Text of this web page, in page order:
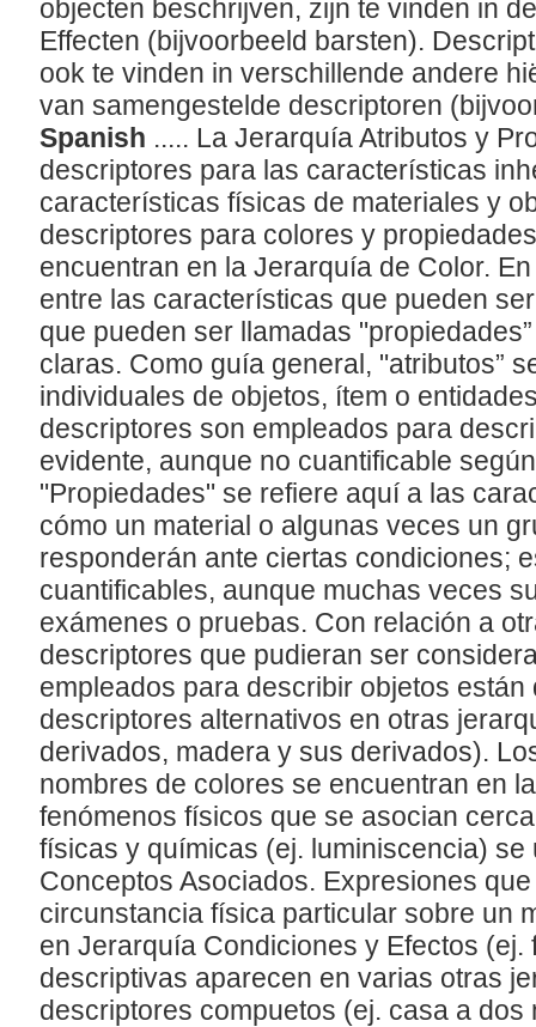
objecten beschrijven, zijn te vinden in
Effecten (bijvoorbeeld barsten).
ook te vinden in verschillende andere
van samengestelde descriptoren
Spanish ..... La Jerarquía Atributos y
descriptores para las características
características físicas de materiales y
descriptores para colores y
encuentran en la Jerarquía de Color.
entre las características que pueden
que pueden ser llamadas
claras. Como guía general, "atributos”
individuales de objetos, ítem o
descriptores son empleados para
evidente, aunque no cuantificable
"Propiedades" se refiere aquí a las
cómo un material o algunas veces un
responderán ante ciertas condiciones;
cuantificables, aunque muchas veces
exámenes o pruebas. Con relación a
descriptores que pudieran ser
empleados para describir objetos
descriptores alternativos en otras
derivados, madera y sus derivados).
nombres de colores se encuentran en
fenómenos físicos que se asocian
físicas y químicas (ej. luminiscencia)
Conceptos Asociados. Expresiones
circunstancia física particular sobre un
en Jerarquía Condiciones y Efectos
descriptivas aparecen en varias otras
descriptores compuetos (ej. casa a